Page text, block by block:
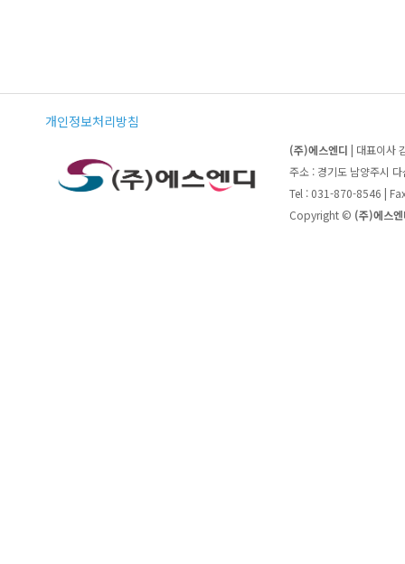
개인정보처리방침
(주)에스엔디 | 대표이사
주소 : 경기도 남양주시
Tel : 031-870-8546 |
Copyright © (주)에스